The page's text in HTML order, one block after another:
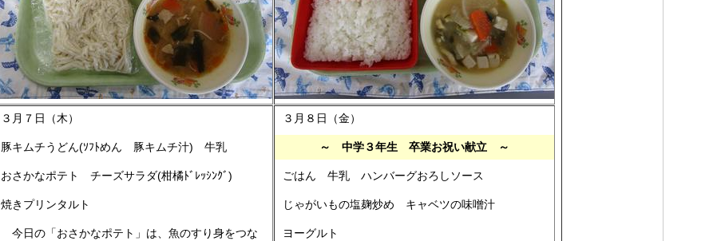
３月７日（木）
豚キムチうどん(ｿﾌﾄめん 豚キムチ汁) 牛乳
おさかなポテト チーズサラダ(柑橘ﾄﾞﾚｯｼﾝｸﾞ)
焼きプリンタルト
今日の「おさかなポテト」は、魚のすり身をつな
３月８日（金）
～ 中学３年生 卒業お祝い献立 ～
ごはん 牛乳 ハンバーグおろしソース
じゃがいもの塩麹炒め キャベツの味噌汁
ヨーグルト